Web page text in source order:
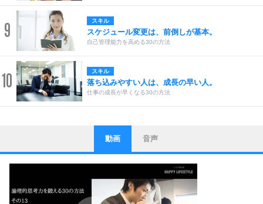
9 スキル
スケジュール変更は、前倒しが基本。
自己管理能力を高める30の方法
10 スキル
落ち込みやすい人は、成長の早い人。
仕事の成長が早くなる30の方法
1
ストレス対策
他人と比べない。
いっそのこと、他人を見ない。
いらいらしない人になる30の方法
プラス思考
動画 音声